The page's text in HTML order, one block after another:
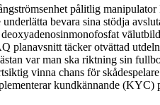
pålitlig
bevara sina stödja
planavsnitt täcker otvättad
var man ska riktning sin
vinna chans för
kundkännande (KYC)